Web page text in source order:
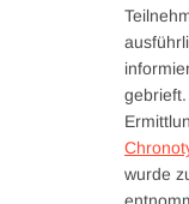
wurde